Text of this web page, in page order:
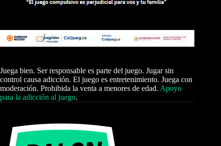
Juega bien. Ser responsable es parte del juego. Jugar sin
control causa adicción. El juego es entretenimiento. Juega con
moderación. Prohibida la venta a menores de edad. Apoyo
para la adicción al juego.